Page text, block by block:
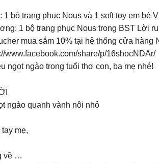
1 bộ trang phục Nous và 1 soft toy em bé
1 bộ trang phục Nous trong BST Lời
mua sắm 10% tại hệ thống cửa hàng
www.facebook.com/share/p/16shocNDAr/
ngọt ngào trong tuổi thơ con, ba mẹ nhé!
ngào quanh vành nôi nhỏ
mẹ,
về …